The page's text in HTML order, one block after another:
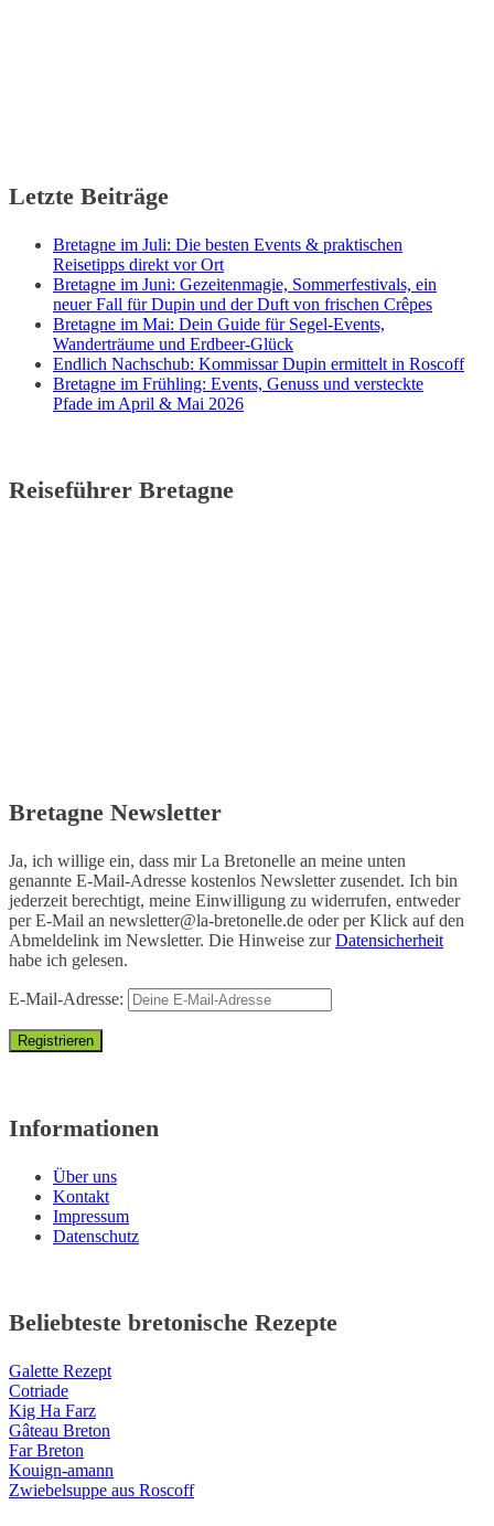
Letzte Beiträge
Bretagne im Juli: Die besten Events & praktischen
Reisetipps direkt vor Ort
Bretagne im Juni: Gezeitenmagie, Sommerfestivals, ein
neuer Fall für Dupin und der Duft von frischen Crêpes
Bretagne im Mai: Dein Guide für Segel-Events,
Wanderträume und Erdbeer-Glück
Endlich Nachschub: Kommissar Dupin ermittelt in Roscoff
Bretagne im Frühling: Events, Genuss und versteckte
Pfade im April & Mai 2026
Reiseführer Bretagne
Bretagne Newsletter
Ja, ich willige ein, dass mir La Bretonelle an meine unten
genannte E-Mail-Adresse kostenlos Newsletter zusendet. Ich bin
jederzeit berechtigt, meine Einwilligung zu widerrufen, entweder
per E-Mail an newsletter@la-bretonelle.de oder per Klick auf den
Abmeldelink im Newsletter. Die Hinweise zurDatensicherheit
habe ich gelesen.
E-Mail-Adresse:
Informationen
Über uns
Kontakt
Impressum
Datenschutz
Beliebteste bretonische Rezepte
Galette Rezept
Cotriade
Kig Ha Farz
Gâteau Breton
Far Breton
Kouign-amann
Zwiebelsuppe aus Roscoff